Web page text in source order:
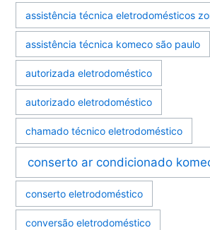
assistência técnica eletrodomésticos
assistência técnica komeco são paulo
autorizada eletrodoméstico
autorizado eletrodoméstico
chamado técnico eletrodoméstico
conserto ar condicionado
conserto eletrodoméstico
conversão eletrodoméstico